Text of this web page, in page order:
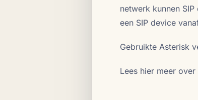
netwerk kunnen
een SIP device
Gebruikte Asterisk
Lees hier meer